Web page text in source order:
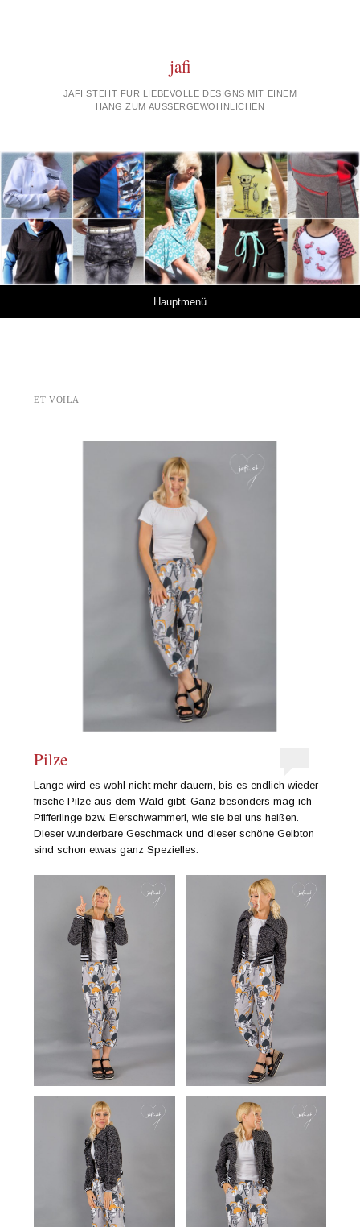
jafi
JAFI STEHT FÜR LIEBEVOLLE DESIGNS MIT EINEM
HANG ZUM AUSSERGEWÖHNLICHEN
Hauptmenü
ET VOILA
Pilze
Lange wird es wohl nicht mehr dauern, bis es endlich wieder
frische Pilze aus dem Wald gibt. Ganz besonders mag ich
Pfifferlinge bzw. Eierschwammerl, wie sie bei uns heißen.
Dieser wunderbare Geschmack und dieser schöne Gelbton
sind schon etwas ganz Spezielles.